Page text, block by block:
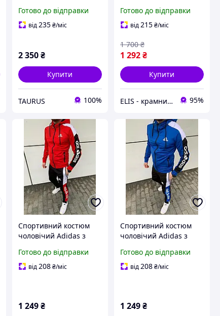
плащівки LAKE з DTF
принтом
Готово до відправки
від235 ₴/міс
2 350 ₴
Купити
TAURUS 100%
Чоловічий спортивний
костюм Найк Биг Свуш
Готово до відправки
від215₴/міс
1 292₴
1 700 ₴
Купити
ELIS - крамниця спортивного одягу 95%
Спортивний костюм
чоловічий Adidas з
осінній весняний
демісезонний |
Готово до відправки
від208 ₴/міс
1 249 ₴
Спортивний костюм
чоловічий Adidas з
осінній весняний
демісезонний | синій
Готово до відправки
від208₴/міс
1 249₴